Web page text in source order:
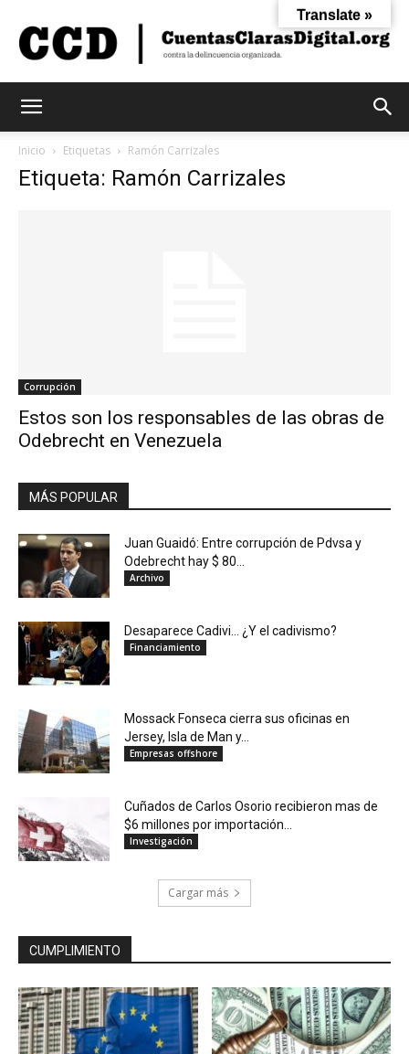
Inicio Etiquetas Ramón Carrizales
Etiqueta: Ramón Carrizales
Corrupción
Estos son los responsables de las obras de
Odebrecht en Venezuela
MÁS POPULAR
Juan Guaidó: Entre corrupción de Pdvsa y
Odebrecht hay $ 80...
Archivo
Desaparece Cadivi… ¿Y el cadivismo?
Financiamiento
Mossack Fonseca cierra sus oficinas en
Jersey, Isla de Man y...
Empresas offshore
Cuñados de Carlos Osorio recibieron mas de
$6 millones por importación...
Investigación
Cargar más
CUMPLIMIENTO
Translate »